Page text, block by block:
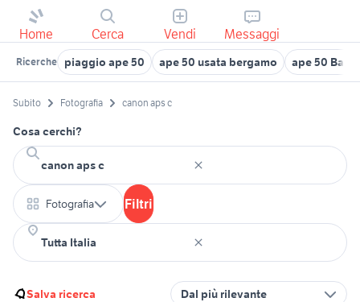
Home Cerca Vendi Messaggi
Ricerche piaggio ape 50 ape 50 usata bergamo ape 50 Bari
Subito Fotografia canon aps c
Cosa cerchi?
Fotografia Filtri
Salva ricerca Dal più rilevante